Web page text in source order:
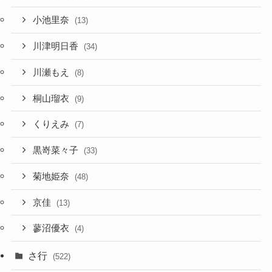
小池里奈 (13)
川津明日香 (34)
川瀬もえ (8)
桐山瑠衣 (9)
くりえみ (7)
黒嵜菜々子 (33)
菊地姫奈 (48)
京佳 (13)
蓼沼優衣 (4)
さ行 (522)